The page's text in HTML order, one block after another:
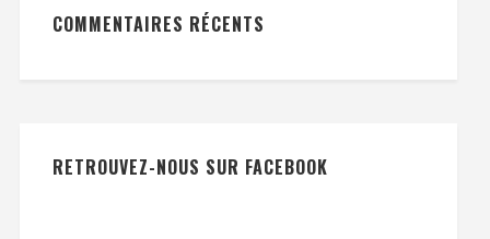
COMMENTAIRES RÉCENTS
RETROUVEZ-NOUS SUR FACEBOOK